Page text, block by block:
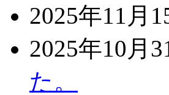
2025年11月
2025年10月
た。